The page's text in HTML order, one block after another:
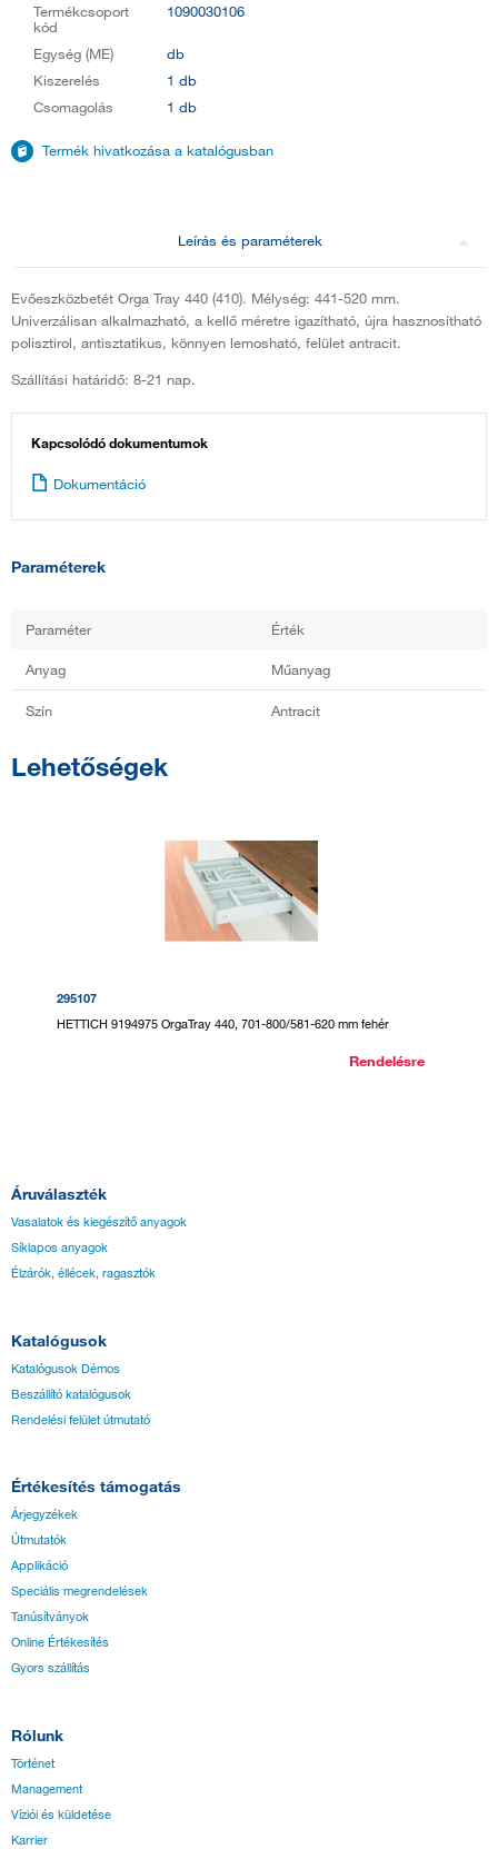
Termékcsoport
kód
1090030106
Egység (ME)
db
Kiszerelés
1 db
Csomagolás
1 db
Termék hivatkozása a katalógusban
Leírás és paraméterek
Evőeszközbetét Orga Tray 440 (410). Mélység: 441-520 mm.
Univerzálisan alkalmazható, a kellő méretre igazítható, újra hasznosítható
polisztirol, antisztatikus, könnyen lemosható, felület antracit.
Szállítási határidő: 8-21 nap.
Kapcsolódó dokumentumok
Dokumentáció
Paraméterek
Paraméter Érték
Anyag Műanyag
Szín Antracit
Lehetőségek
295107
HETTICH 9194975 OrgaTray 440, 701-800/581-620 mm fehér
Rendelésre
Áruválaszték
Vasalatok és kiegészítő anyagok
Síklapos anyagok
Élzárók, éllécek, ragasztók
Katalógusok
Katalógusok Démos
Beszállító katalógusok
Rendelési felület útmutató
Értékesítés támogatás
Árjegyzékek
Útmutatók
Applikáció
Speciális megrendelések
Tanúsítványok
Online Értékesítés
Gyors szállítás
Rólunk
Történet
Management
Víziói és küldetése
Karrier